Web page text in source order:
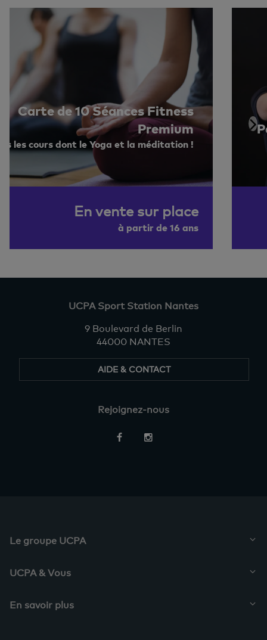
Carte de 10 Séances Fitness
Premium
les cours dont le Yoga et la méditation !
En vente sur place
à partir de 16 ans
UCPA Sport Station Nantes
9 Boulevard de Berlin
44000 NANTES
AIDE & CONTACT
Rejoignez-nous
Le groupe UCPA
UCPA & Vous
En savoir plus